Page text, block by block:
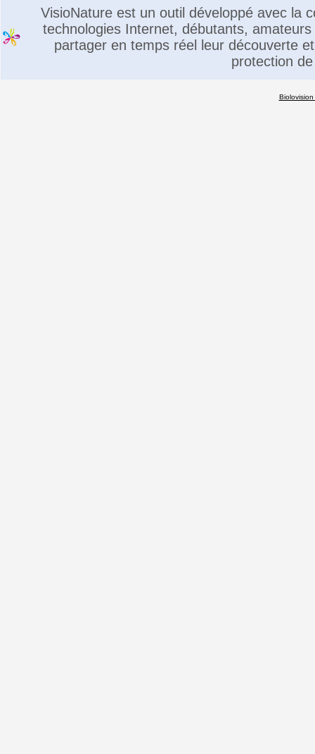
VisioNature est un outil développé avec la
technologies Internet, débutants,
partager en temps réel leur découverte
protection
Biolovision